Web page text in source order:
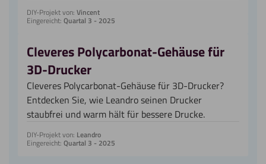
DIY-Projekt von: Vincent
Eingereicht: Quartal 3 - 2025
Cleveres Polycarbonat-Gehäuse für
3D-Drucker
Cleveres Polycarbonat-Gehäuse für 3D-Drucker?
Entdecken Sie, wie Leandro seinen Drucker
staubfrei und warm hält für bessere Drucke.
DIY-Projekt von: Leandro
Eingereicht: Quartal 3 - 2025